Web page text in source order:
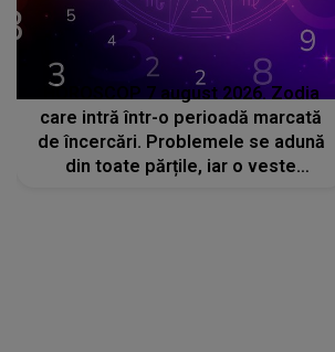
HOROSCOP 7 august 2026. Zodia
care intră într-o perioadă marcată
de încercări. Problemele se adună
din toate părțile, iar o veste